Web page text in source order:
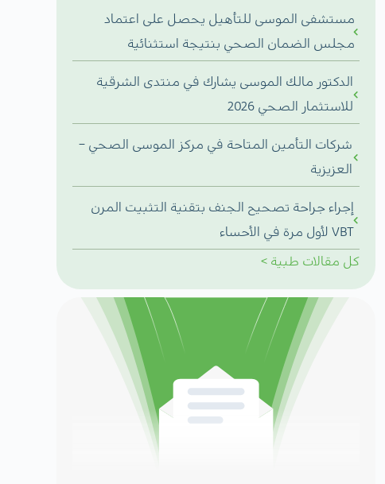
مستشفى الموسى للتأهيل يحصل على اعتماد
مجلس الضمان الصحي بنتيجة استثنائية
الدكتور مالك الموسى يشارك في منتدى الشرقية
للاستثمار الصحي 2026
شركات التأمين المتاحة في مركز الموسى الصحي –
العزيزية
إجراء جراحة تصحيح الجنف بتقنية التثبيت المرن
VBT لأول مرة في الأحساء
كل مقالات طبية >